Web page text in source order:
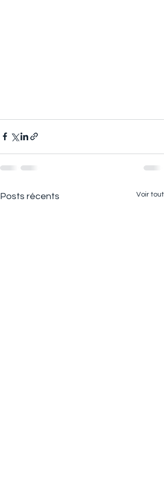
Posts récents Voir tout